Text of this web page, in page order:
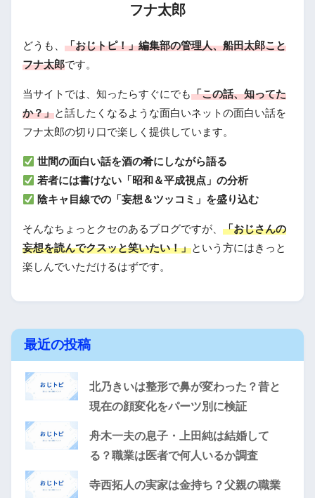
フナ太郎
どうも、 「おじトピ！」編集部の管理人、船田太郎こと
フナ太郎です。
当サイトでは、知ったらすぐにでも「この話、知ってた
か？」と話したくなるような面白いネットの面白い話を
フナ太郎の切り口で楽しく提供しています。
世間の面白い話を酒の肴にしながら語る
若者には書けない「昭和＆平成視点」の分析
陰キャ目線での「妄想＆ツッコミ」を盛り込む
そんなちょっとクセのあるブログですが、 「おじさんの
妄想を読んでクスッと笑いたい！」という方にはきっと
楽しんでいただけるはずです。
最近の投稿
北乃きいは整形で鼻が変わった？昔と
現在の顔変化をパーツ別に検証
舟木一夫の息子・上田純は結婚して
る？職業は医者で何人いるか調査
寺西拓人の実家は金持ち？父親の職業